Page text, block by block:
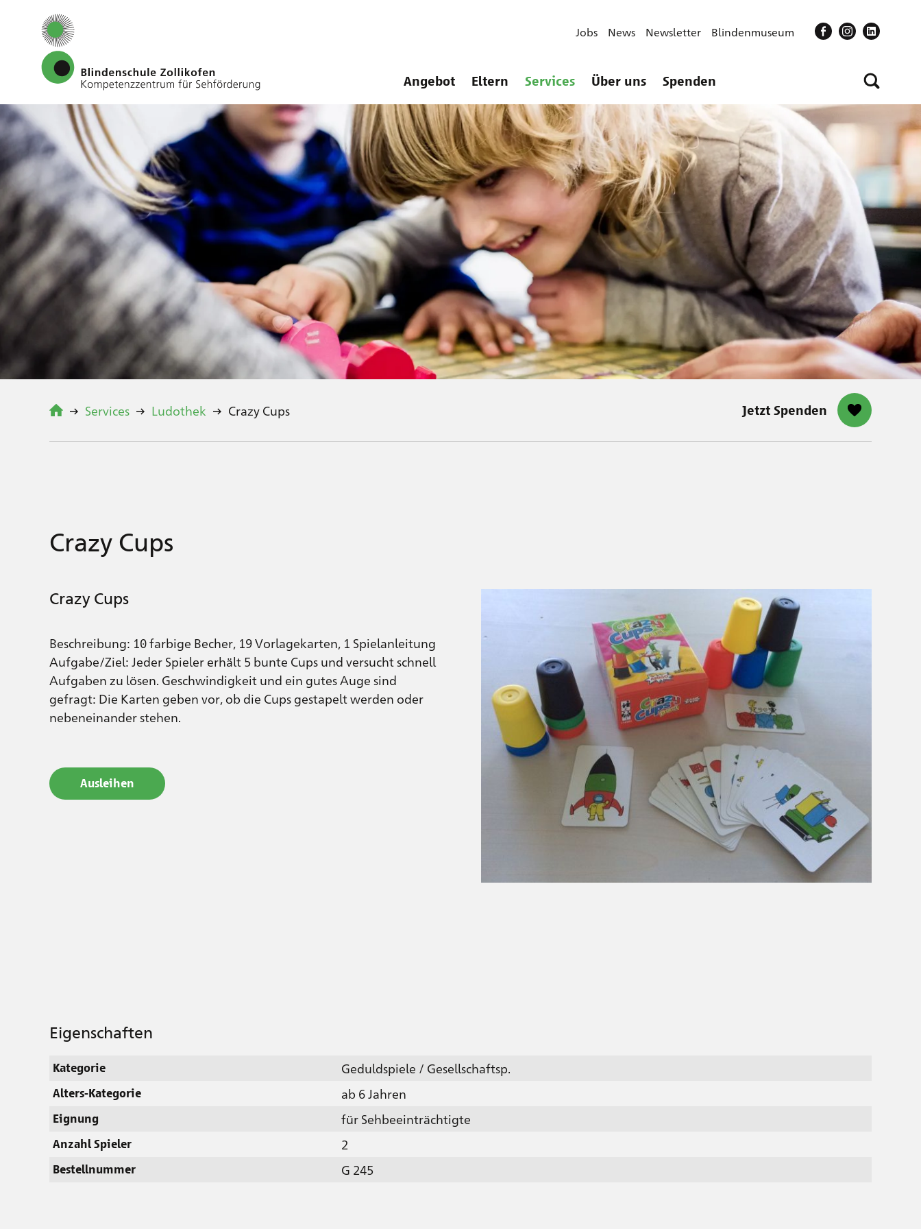
Angebot Eltern Services Über uns Spenden
Jobs News Newsletter Blindenmuseum
Services Ludothek Crazy Cups Jetzt Spenden
Crazy Cups
Crazy Cups
Beschreibung: 10 farbige Becher, 19 Vorlagekarten, 1 Spielanleitung
Aufgabe/Ziel: Jeder Spieler erhält 5 bunte Cups und versucht schnell
Aufgaben zu lösen. Geschwindigkeit und ein gutes Auge sind
gefragt: Die Karten geben vor, ob die Cups gestapelt werden oder
nebeneinander stehen.
Ausleihen
Eigenschaften
Kategorie Geduldspiele / Gesellschaftsp.
Alters-Kategorie ab 6 Jahren
Eignung für Sehbeeinträchtigte
Anzahl Spieler 2
Bestellnummer G 245